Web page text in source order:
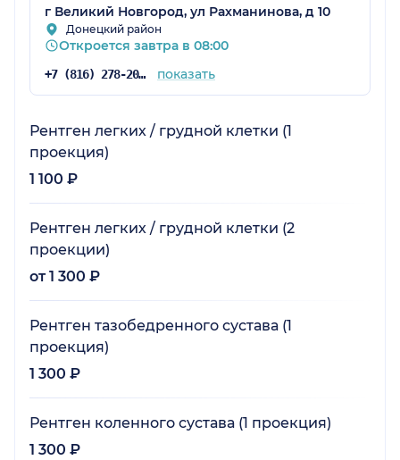
г Великий Новгород, ул Рахманинова, д 10
Донецкий район
Откроется завтра в 08:00
+7 (816) 278-20-20 показать
Рентген легких / грудной клетки (1
проекция)
1 100 ₽
Рентген легких / грудной клетки (2
проекции)
от 1 300 ₽
Рентген тазобедренного сустава (1
проекция)
1 300 ₽
Рентген коленного сустава (1 проекция)
1 300 ₽